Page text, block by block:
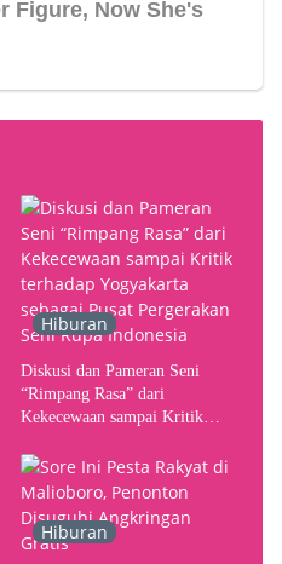
Hiburan
Diskusi dan Pameran Seni
“Rimpang Rasa” dari
Kekecewaan sampai Kritik
Pusat Pergerakan Seni Rupa
Indonesia
Hiburan